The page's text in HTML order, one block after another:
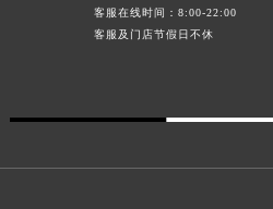
客服在线时间：8:00-22:00
客服及门店节假日不休